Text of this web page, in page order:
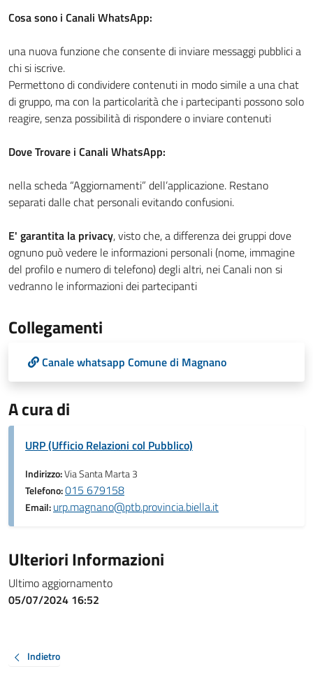
Cosa sono i Canali WhatsApp:
una nuova funzione che consente di inviare messaggi pubblici a
chi si iscrive.
Permettono di condividere contenuti in modo simile a una chat
di gruppo, ma con la particolarità che i partecipanti possono solo
reagire, senza possibilità di rispondere o inviare contenuti
Dove Trovare i Canali WhatsApp:
nella scheda “Aggiornamenti” dell’applicazione. Restano
separati dalle chat personali evitando confusioni.
E' garantita la privacy, visto che, a differenza dei gruppi dove
ognuno può vedere le informazioni personali (nome, immagine
del profilo e numero di telefono) degli altri, nei Canali non si
vedranno le informazioni dei partecipanti
Collegamenti
Canale whatsapp Comune di Magnano
A cura di
URP (Ufficio Relazioni col Pubblico)
Indirizzo:Via Santa Marta 3
Telefono:015 679158
Email:urp.magnano@ptb.provincia.biella.it
Ulteriori Informazioni
Ultimo aggiornamento
05/07/2024 16:52
Indietro